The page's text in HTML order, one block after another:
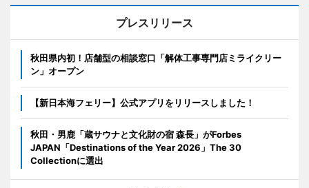
プレスリリース
秋田県内初！店舗型の相談窓口「解体工事専門店ミライクリー
ン」オープン
【新日本海フェリー】公式アプリをリリースしました！
秋田・男鹿「蔵サウナと文化財の宿 森長」がForbes
JAPAN「Destinations of the Year 2026」The 30
Collectionに選出